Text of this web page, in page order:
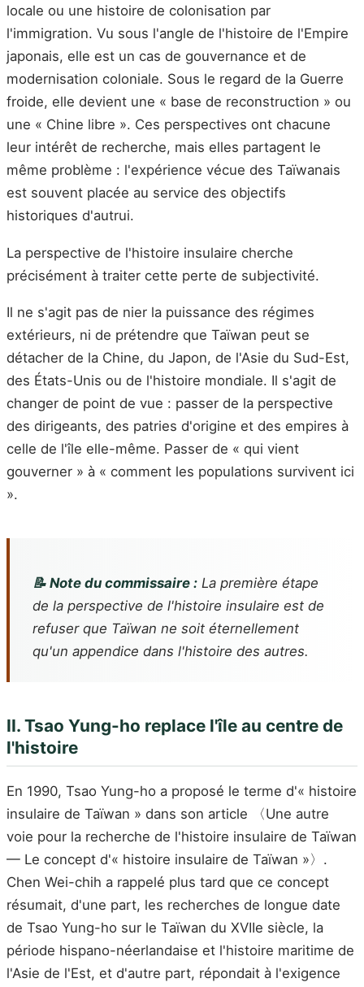
locale ou une histoire de colonisation par
l'immigration. Vu sous l'angle de l'histoire de l'Empire
japonais, elle est un cas de gouvernance et de
modernisation coloniale. Sous le regard de la Guerre
froide, elle devient une « base de reconstruction » ou
une « Chine libre ». Ces perspectives ont chacune
leur intérêt de recherche, mais elles partagent le
même problème : l'expérience vécue des Taïwanais
est souvent placée au service des objectifs
historiques d'autrui.
La perspective de l'histoire insulaire cherche
précisément à traiter cette perte de subjectivité.
Il ne s'agit pas de nier la puissance des régimes
extérieurs, ni de prétendre que Taïwan peut se
détacher de la Chine, du Japon, de l'Asie du Sud-Est,
des États-Unis ou de l'histoire mondiale. Il s'agit de
changer de point de vue : passer de la perspective
des dirigeants, des patries d'origine et des empires à
celle de l'île elle-même. Passer de « qui vient
gouverner » à « comment les populations survivent ici
».
📝 Note du commissaire : La première étape
de la perspective de l'histoire insulaire est de
refuser que Taïwan ne soit éternellement
qu'un appendice dans l'histoire des autres.
II. Tsao Yung-ho replace l'île au centre de
l'histoire
En 1990, Tsao Yung-ho a proposé le terme d'« histoire
insulaire de Taïwan » dans son article 〈Une autre
voie pour la recherche de l'histoire insulaire de Taïwan
— Le concept d'« histoire insulaire de Taïwan »〉.
Chen Wei-chih a rappelé plus tard que ce concept
résumait, d'une part, les recherches de longue date
de Tsao Yung-ho sur le Taïwan du XVIIe siècle, la
période hispano-néerlandaise et l'histoire maritime de
l'Asie de l'Est, et d'autre part, répondait à l'exigence